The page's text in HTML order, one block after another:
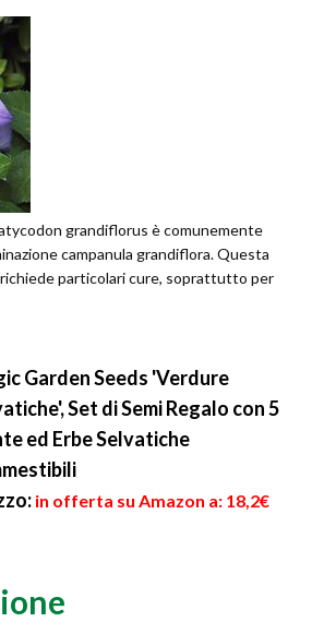
grandiflorus è comunemente
campanula grandiflora. Questa
particolari cure, soprattutto per
Garden Seeds 'Verdure
Set di Semi Regalo con 5
ed Erbe Selvatiche
in offerta su Amazon a: 18,2€